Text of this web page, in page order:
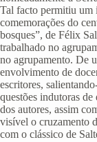
Tal facto permitiu um
comemorações do
bosques”, de Félix
trabalhado no
no agrupamento. De
envolvimento de
escritores,
questões indutoras
dos autores, assim
visível o cruzamento
com o clássico de